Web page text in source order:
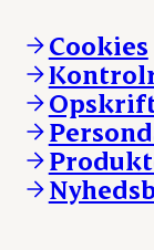
Vores
Vores
Kontakt
Andelsejere -
DAT-
ESS-
Fonden
KLS.se
Scanhide.dk
Cookies